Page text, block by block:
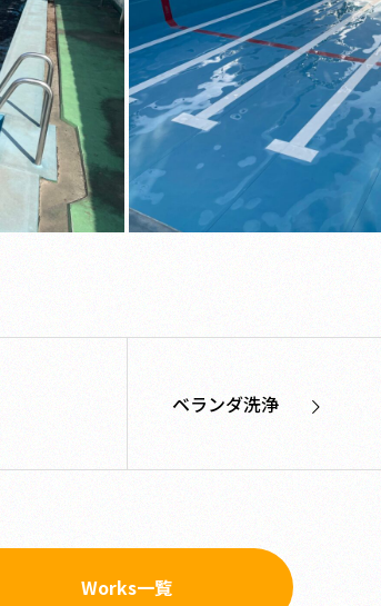
ベランダ洗浄
Works一覧